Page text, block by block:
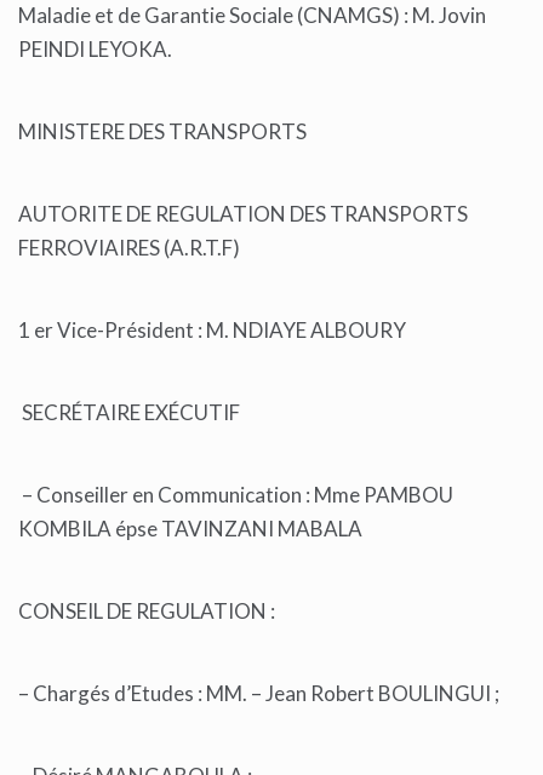
Maladie et de Garantie Sociale (CNAMGS) : M. Jovin
PEINDI LEYOKA.
MINISTERE DES TRANSPORTS
AUTORITE DE REGULATION DES TRANSPORTS
FERROVIAIRES (A.R.T.F)
1 er Vice-Président : M. NDIAYE ALBOURY
SECRÉTAIRE EXÉCUTIF
– Conseiller en Communication : Mme PAMBOU
KOMBILA épse TAVINZANI MABALA
CONSEIL DE REGULATION :
– Chargés d’Etudes : MM. – Jean Robert BOULINGUI ;